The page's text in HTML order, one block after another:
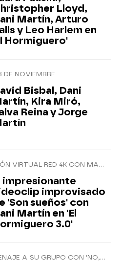
Lloyd,
Martín, Arturo
y Leo Harlem en
Hormiguero'
DE NOVIEMBRE
Bisbal, Dani
Kira Miró,
Reina y Jorge
SISTEMA DE PRODUCCIÓN VIRTUAL RED 4K CON MARRON
impresionante
improvisado
'Son sueños' con
Martín en 'El
3.0'
EL ARTISTA RNDE HOMENAJE A SU GRUPO CON 'NO, NO VUELVE'